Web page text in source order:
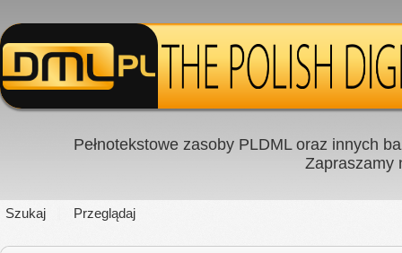
Pełnotekstowe zasoby PLDML oraz innych
Zapraszamy
Szukaj Przeglądaj